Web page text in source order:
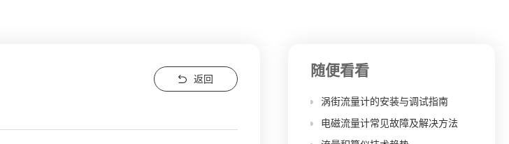
返回 随便看看
涡街流量计的安装与调试指南
电磁流量计常见故障及解决方法